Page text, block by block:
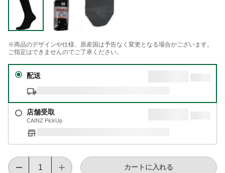
※商品のデザインや仕様、原産国は予告なく変更となる場合がございます。
ご指定はできませんのでご了承ください。
配送
店舗受取
CAINZ PickUp
カートに入れる